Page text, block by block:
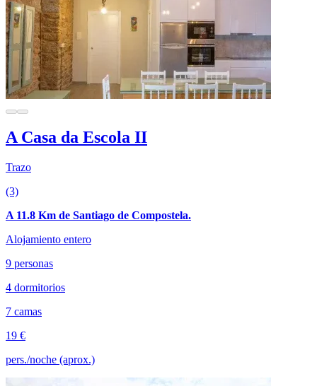
A Casa da Escola II
Trazo
(3)
A 11.8 Km de Santiago de Compostela.
Alojamiento entero
9 personas
4 dormitorios
7 camas
19 €
pers./noche (aprox.)